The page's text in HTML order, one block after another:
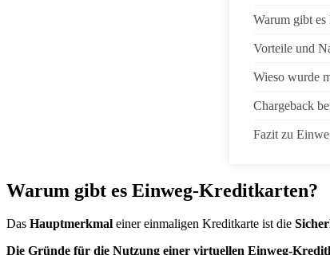
Warum gibt
Vorteile und
Wieso wurde
Chargeback
Fazit zu
Warum gibt es Einweg-Kreditkarten?
Das Hauptmerkmal einer einmaligen Kreditkarte ist die
Die Gründe für die Nutzung einer virtuellen Einweg-